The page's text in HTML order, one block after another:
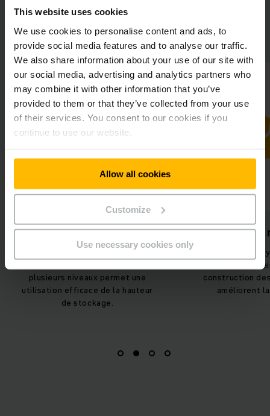
This website uses cookies
We use cookies to personalise content and ads, to
provide social media features and to analyse our traffic.
We also share information about your use of our site with
our social media, advertising and analytics partners who
may combine it with other information that you’ve
provided to them or that they’ve collected from your use
of their services. You consent to our cookies if you
continue to use our website.
Allow all cookies
Customize
Use necessary cookies only
Aperçu du projet
optimale de
l'espace
de commandes sur
niveaux permet une
efficace de la hauteur
de stockage.
Protection
Le système de
et robuste ainsi que
construction des
améliorent la